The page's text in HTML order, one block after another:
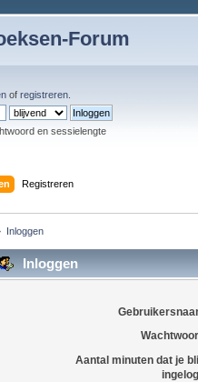
Forum
of registreren
en sessielengte
Registreren
Inloggen
Inloggen
Aantal minuten dat je